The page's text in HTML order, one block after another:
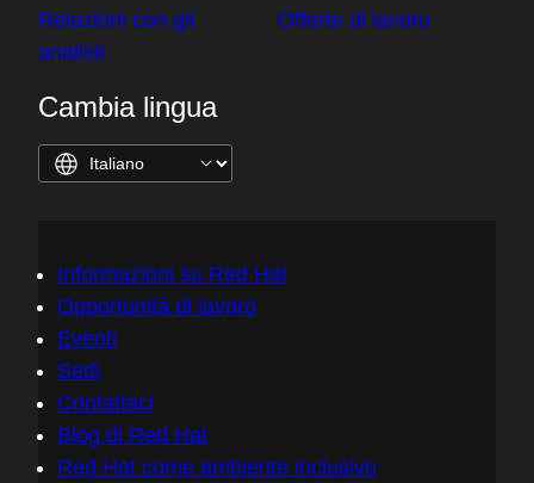
Relazioni con gli
analisti
Offerte di lavoro
Cambia lingua
Informazioni su Red Hat
Opportunità di lavoro
Eventi
Sedi
Contattaci
Blog di Red Hat
Red Hat come ambiente inclusivo